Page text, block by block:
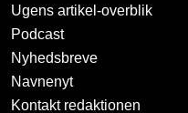
Ugens artikel-overblik
Podcast
Nyhedsbreve
Navnenyt
Kontakt redaktionen